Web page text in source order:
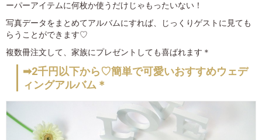
ーパーアイテムに何枚か使うだけじゃもったいない！
写真データをまとめてアルバムにすれば、じっくりゲストに見ても
らうことができます♡
複数冊注文して、家族にプレゼントしても喜ばれます＊
➡2千円以下から♡簡単で可愛いおすすめウェデ
ィングアルバム＊